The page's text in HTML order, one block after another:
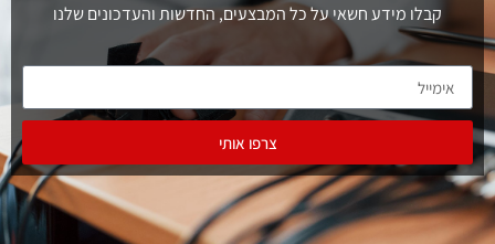
קבלו מידע חשאי על כל המבצעים, החדשות והעדכונים שלנו
צרפו אותי